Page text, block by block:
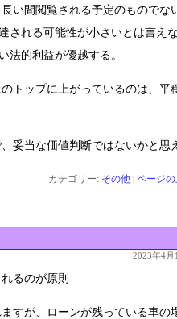
い間閲覧される予定のものでな
される可能性が小さいとは言え
法的利益が優越する。
トップに上がっているのは、平
妥当な価値判断ではないかと思
カテゴリー: その他 ページ
2023年4月
るのが原則
すが、ローンが残っている車の